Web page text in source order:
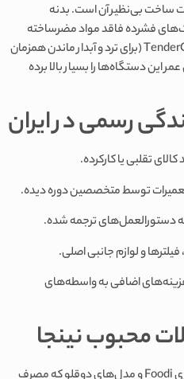
ساخت بی‌نظیر آن است. بدنه
فشرده فاقد مواد مضرساخته
شده است. تکنولوژی‌هایی مثل TenderCrisp (برای ترد و آبدار ماندن همزمان
این دستگاه‌ها را بسیار بالا برده
رسمی در ایران
تقلبی یا کارکرده.
تعمیرات توسط متخصصین دوره دیده.
دستورالعمل‌های ترجمه شده.
و لوازم جانبی اصلی.
اضافی به واسطه‌های
محبوب نینجا